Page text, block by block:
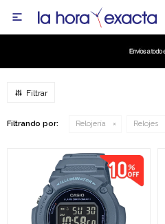

Filtrando por: Relojería Relojes